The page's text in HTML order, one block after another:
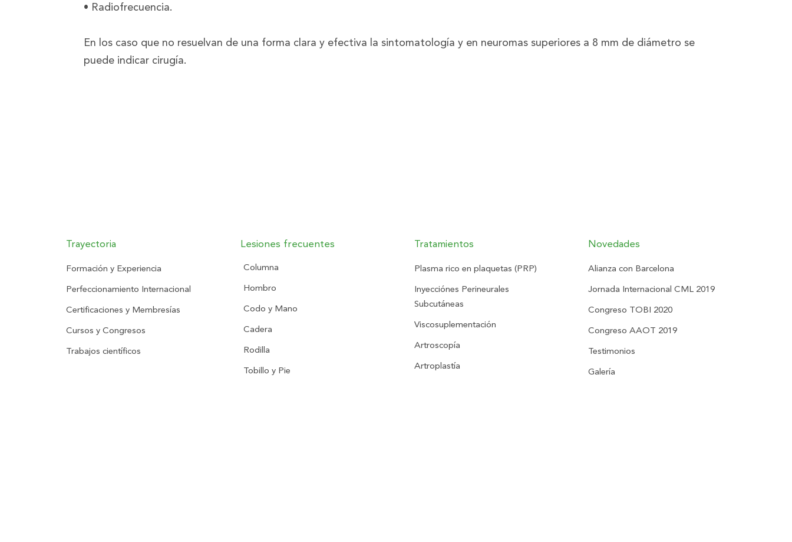
• Radiofrecuencia.
En los caso que no resuelvan de una forma clara y efectiva la sintomatología y en neuromas superiores a 8 mm de diámetro se
puede indicar cirugía.
Trayectoria
Formación y Experiencia
Perfeccionamiento Internacional
Certificaciones y Membresías
Cursos y Congresos
Trabajos científicos
Lesiones frecuentes
Columna
Hombro
Codo y Mano
Cadera
Rodilla
Tobillo y Pie
Tratamientos
Plasma rico en plaquetas (PRP)
Inyecciónes Perineurales
Subcutáneas
Viscosuplementación
Artroscopía
Artroplastía
Novedades
Alianza con Barcelona
Jornada Internacional CML 2019
Congreso TOBI 2020
Congreso AAOT 2019
Testimonios
Galería